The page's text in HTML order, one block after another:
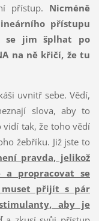
přístup. Nicméně
přístupu
se jim šplhat po
na ně křičí, že tu
uvnitř sebe. Vědí,
slova, aby to
vidí tak, že toho vědí
žebříku. Již jste to
pravda, jelikož
a propracovat se
muset přijít s pár
aby je